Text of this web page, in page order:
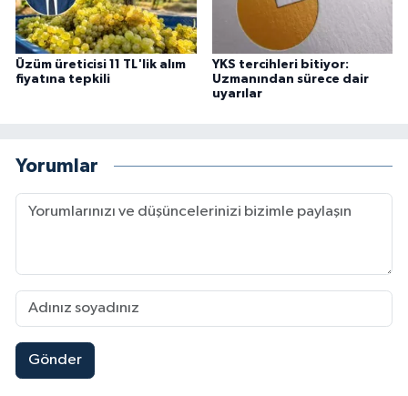
Üzüm üreticisi 11 TL'lik alım
fiyatına tepkili
YKS tercihleri bitiyor:
Uzmanından sürece dair
uyarılar
Yorumlar
Gönder